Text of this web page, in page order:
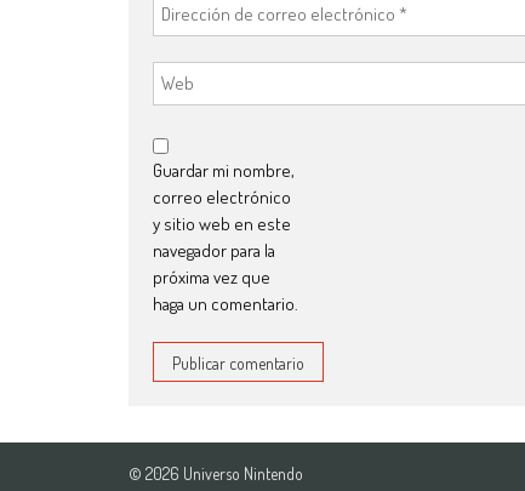
Guardar mi nombre,
correo electrónico
y sitio web en este
navegador para la
próxima vez que
haga un comentario.
© 2026 Universo Nintendo